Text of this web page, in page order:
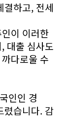
결하고, 전세
이 이러한
대출 심사도
다로울 수
인인 경
렸습니다. 감